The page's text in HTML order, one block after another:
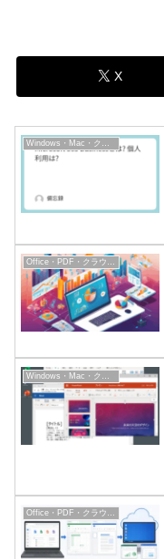
X
Windows・Mac・クラウドPC
Office・PDF・クラウドサービス